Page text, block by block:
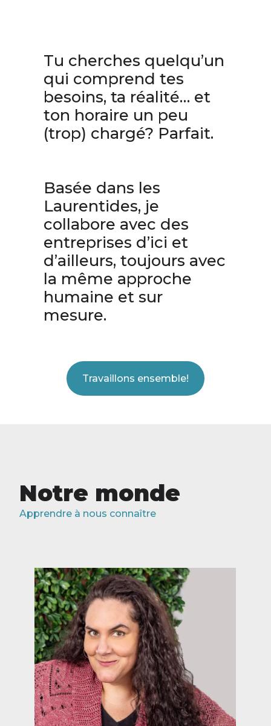
Tu cherches quelqu’un
qui comprend tes
besoins, ta réalité… et
ton horaire un peu
(trop) chargé? Parfait.
Basée dans les
Laurentides, je
collabore avec des
entreprises d’ici et
d’ailleurs, toujours avec
la même approche
humaine et sur
mesure.
Travaillons ensemble!
Notre monde
Apprendre à nous connaître